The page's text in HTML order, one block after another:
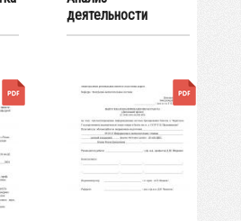
деятельности
протезно-